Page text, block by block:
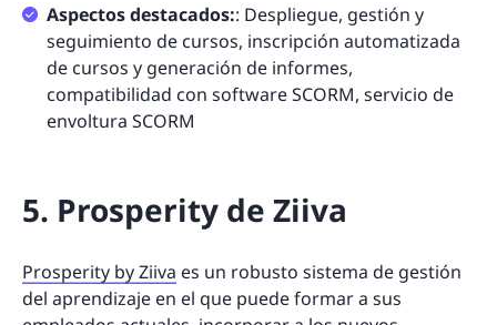
Aspectos destacados:: Despliegue, gestión y
seguimiento de cursos, inscripción automatizada
de cursos y generación de informes,
compatibilidad con software SCORM, servicio de
envoltura SCORM
5. Prosperity de Ziiva
Prosperity by Ziiva es un robusto sistema de gestión
del aprendizaje en el que puede formar a sus